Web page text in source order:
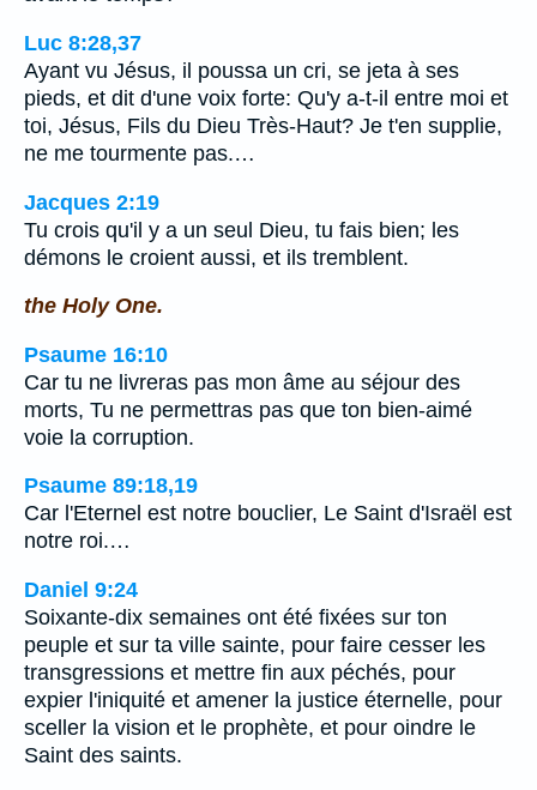
Luc 8:28,37
Ayant vu Jésus, il poussa un cri, se jeta à ses
pieds, et dit d'une voix forte: Qu'y a-t-il entre moi et
toi, Jésus, Fils du Dieu Très-Haut? Je t'en supplie,
ne me tourmente pas.…
Jacques 2:19
Tu crois qu'il y a un seul Dieu, tu fais bien; les
démons le croient aussi, et ils tremblent.
the Holy One.
Psaume 16:10
Car tu ne livreras pas mon âme au séjour des
morts, Tu ne permettras pas que ton bien-aimé
voie la corruption.
Psaume 89:18,19
Car l'Eternel est notre bouclier, Le Saint d'Israël est
notre roi.…
Daniel 9:24
Soixante-dix semaines ont été fixées sur ton
peuple et sur ta ville sainte, pour faire cesser les
transgressions et mettre fin aux péchés, pour
expier l'iniquité et amener la justice éternelle, pour
sceller la vision et le prophète, et pour oindre le
Saint des saints.